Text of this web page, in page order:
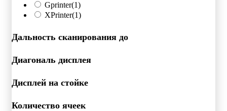
Gprinter(1)
XPrinter(1)
Дальность сканирования до
Диагональ дисплея
Дисплей на стойке
Количество ячеек